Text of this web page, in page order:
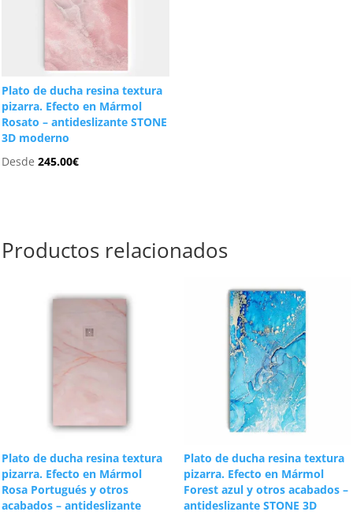
Plato de ducha resina textura
pizarra. Efecto en Mármol
Rosato – antideslizante STONE
3D moderno
Desde245.00€
Productos relacionados
Plato de ducha resina textura
pizarra. Efecto en Mármol
Rosa Portugués y otros
acabados – antideslizante
Plato de ducha resina textura
pizarra. Efecto en Mármol
Forest azul y otros acabados –
antideslizante STONE 3D